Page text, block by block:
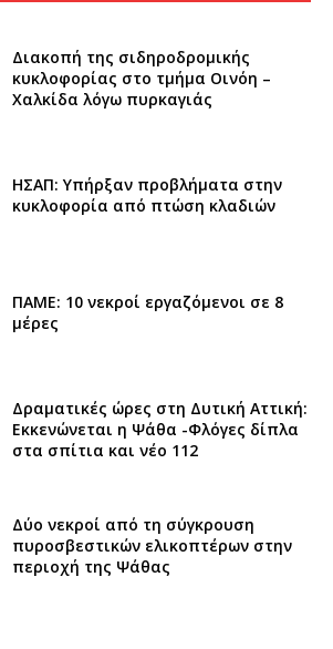
Διακοπή της σιδηροδρομικής
κυκλοφορίας στο τμήμα Οινόη –
Χαλκίδα λόγω πυρκαγιάς
ΗΣΑΠ: Υπήρξαν προβλήματα στην
κυκλοφορία από πτώση κλαδιών
ΠΑΜΕ: 10 νεκροί εργαζόμενοι σε 8
μέρες
Δραματικές ώρες στη Δυτική Αττική:
Εκκενώνεται η Ψάθα -Φλόγες δίπλα
στα σπίτια και νέο 112
Δύο νεκροί από τη σύγκρουση
πυροσβεστικών ελικοπτέρων στην
περιοχή της Ψάθας